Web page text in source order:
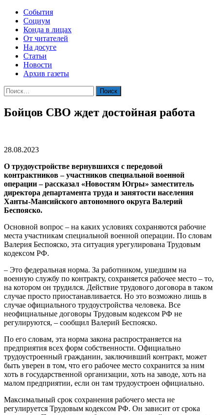
События
Социум
Конда в лицах
От читателей
На досуге
Статьи
Новости
Архив газеты
Найти:
Бойцов СВО ждет достойная работа
28.08.2023
О трудоустройстве вернувшихся с передовой
контрактников – участников специальной военной
операции – рассказал «Новостям Югры» заместитель
директора департамента труда и занятости населения
Ханты-Мансийского автономного округа Валерий
Беспояско.
Основной вопрос – на каких условиях сохраняются рабочие
места участникам специальной военной операции. По словам
Валерия Беспояско, эта ситуация урегулирована Трудовым
кодексом РФ.
– Это федеральная норма. За работником, ушедшим на
военную службу по контракту, сохраняется рабочее место – то,
на котором он трудился. Действие трудового договора в таком
случае просто приостанавливается. Но это возможно лишь в
случае официального трудоустройства человека. Все
неофициальные договоры Трудовым кодексом РФ не
регулируются, – сообщил Валерий Беспояско.
По его словам, эта норма закона распространяется на
предприятия всех форм собственности. Официально
трудоустроенный гражданин, заключивший контракт, может
быть уверен в том, что его рабочее место сохранится за ним
хоть в государственной организации, хоть на заводе, хоть на
малом предприятии, если он там трудоустроен официально.
Максимальный срок сохранения рабочего места не
регулируется Трудовым кодексом РФ. Он зависит от срока